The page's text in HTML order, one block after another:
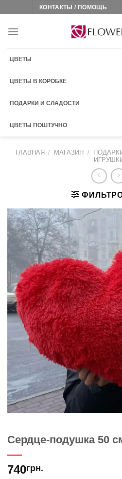
content
КОНТАКТЫ / ПОМОЩЬ
ЦВЕТЫ
ЦВЕТЫ В КОРОБКЕ
ПОДАРКИ И СЛАДОСТИ
ЦВЕТЫ ПОШТУЧНО
ГЛАВНАЯ / МАГАЗИН /
Сердце-подушка 50
740грн.